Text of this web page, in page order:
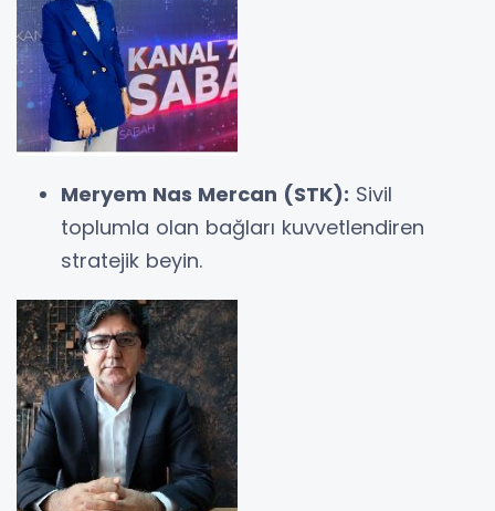
Meryem Nas Mercan (STK): Sivil
toplumla olan bağları kuvvetlendiren
stratejik beyin.